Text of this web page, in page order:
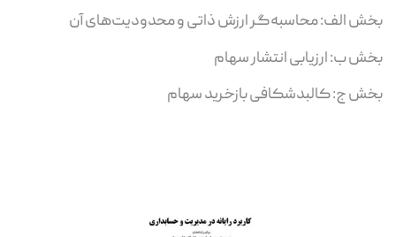
بخش الف: محاسبه‌گر ارزش ذاتی و محدودیت‌های آن
بخش ب: ارزیابی انتشار سهام
بخش ج: کالبدشکافی بازخرید سهام